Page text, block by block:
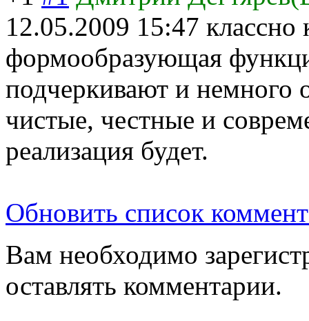
12.05.2009 15:47 классно
формообразующая
подчеркивают и немного
чистые, честные и
реализация будет.
Обновить список
Вам необходимо
оставлять комментарии.